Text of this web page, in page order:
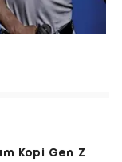
Kopi Gen Z